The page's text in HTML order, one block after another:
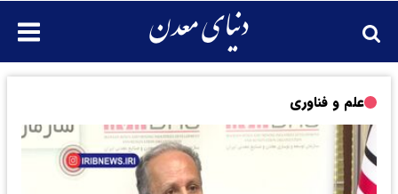
علم و فناوری